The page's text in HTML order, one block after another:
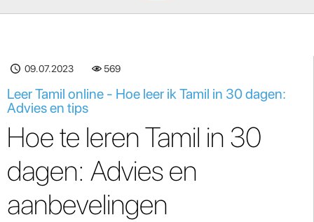
09.07.2023 569
Leer Tamil online - Hoe leer ik Tamil in 30 dagen:
Advies en tips
Hoe te leren Tamil in 30
dagen: Advies en
aanbevelingen